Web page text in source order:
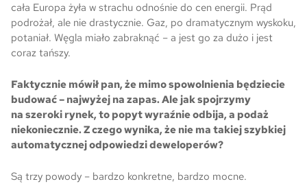
cała Europa żyła w strachu odnośnie do cen energii. Prąd
podrożał, ale nie drastycznie. Gaz, po dramatycznym wyskoku,
potaniał. Węgla miało zabraknąć – a jest go za dużo i jest
coraz tańszy.
Faktycznie mówił pan, że mimo spowolnienia będziecie
budować – najwyżej na zapas. Ale jak spojrzymy
na szeroki rynek, to popyt wyraźnie odbija, a podaż
niekoniecznie. Z czego wynika, że nie ma takiej szybkiej
automatycznej odpowiedzi deweloperów?
Są trzy powody – bardzo konkretne, bardzo mocne.